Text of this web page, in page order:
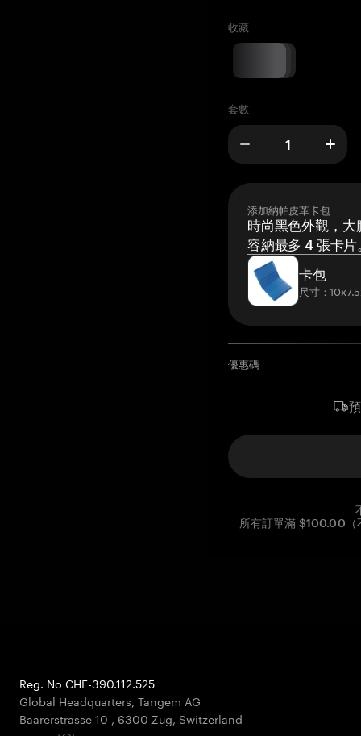
收藏
套數
添加納帕皮革卡包
時尚黑色外觀，大
容納最多 4 張卡片
卡包
尺寸：
優惠碼
所有訂單滿 $100.00（
Reg. No CHE-390.112.525
Global Headquarters, Tangem AG
Baarerstrasse 10 , 6300 Zug, Switzerland